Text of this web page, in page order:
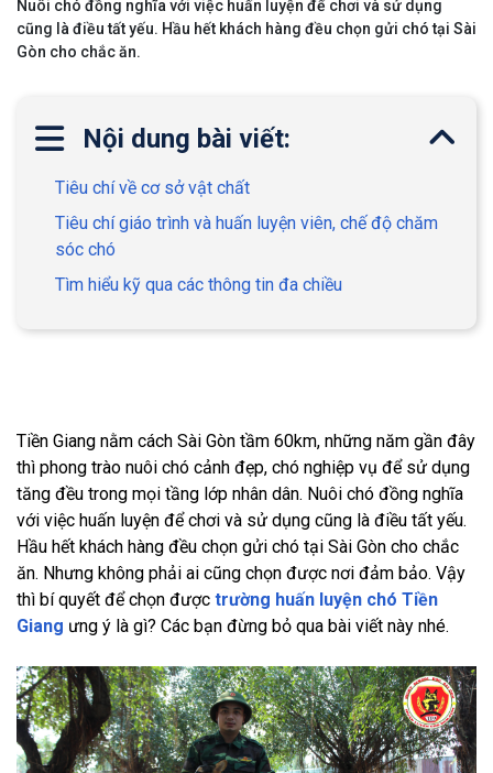
Nuôi chó đồng nghĩa với việc huấn luyện để chơi và sử dụng
cũng là điều tất yếu. Hầu hết khách hàng đều chọn gửi chó tại Sài
Gòn cho chắc ăn.
Nội dung bài viết:
Tiêu chí về cơ sở vật chất
Tiêu chí giáo trình và huấn luyện viên, chế độ chăm
sóc chó
Tìm hiểu kỹ qua các thông tin đa chiều
Tiền Giang nằm cách Sài Gòn tầm 60km, những năm gần đây
thì phong trào nuôi chó cảnh đẹp, chó nghiệp vụ để sử dụng
tăng đều trong mọi tầng lớp nhân dân. Nuôi chó đồng nghĩa
với việc huấn luyện để chơi và sử dụng cũng là điều tất yếu.
Hầu hết khách hàng đều chọn gửi chó tại Sài Gòn cho chắc
ăn. Nhưng không phải ai cũng chọn được nơi đảm bảo. Vậy
thì bí quyết để chọn được trường huấn luyện chó Tiền
Giang ưng ý là gì? Các bạn đừng bỏ qua bài viết này nhé.